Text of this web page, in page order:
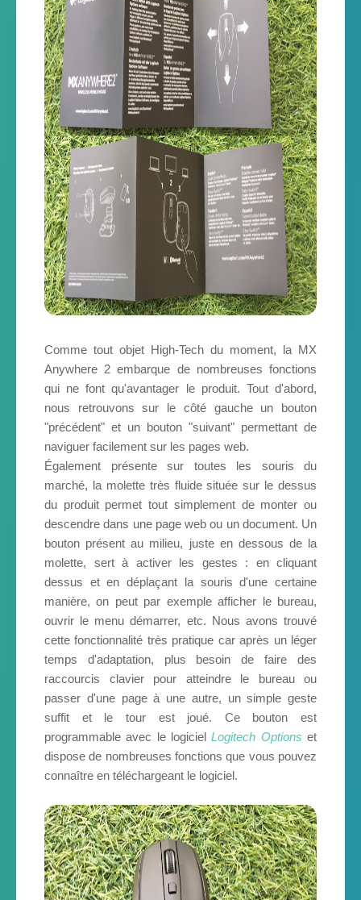
Comme tout objet High-Tech du moment, la MX
Anywhere 2 embarque de nombreuses fonctions
qui ne font qu'avantager le produit. Tout d'abord,
nous retrouvons sur le côté gauche un bouton
"précédent" et un bouton "suivant" permettant de
naviguer facilement sur les pages web.
Également présente sur toutes les souris du
marché, la molette très fluide située sur le dessus
du produit permet tout simplement de monter ou
descendre dans une page web ou un document. Un
bouton présent au milieu, juste en dessous de la
molette, sert à activer les gestes : en cliquant
dessus et en déplaçant la souris d'une certaine
manière, on peut par exemple afficher le bureau,
ouvrir le menu démarrer, etc. Nous avons trouvé
cette fonctionnalité très pratique car après un léger
temps d'adaptation, plus besoin de faire des
raccourcis clavier pour atteindre le bureau ou
passer d'une page à une autre, un simple geste
suffit et le tour est joué. Ce bouton est
programmable avec le logicielLogitech Options et
dispose de nombreuses fonctions que vous pouvez
connaître en téléchargeant le logiciel.